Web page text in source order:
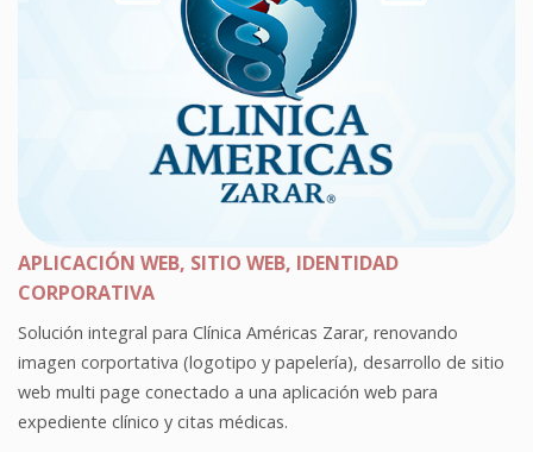
APLICACIÓN WEB, SITIO WEB, IDENTIDAD
CORPORATIVA
Solución integral para Clínica Américas Zarar, renovando
imagen corportativa (logotipo y papelería), desarrollo de sitio
web multi page conectado a una aplicación web para
expediente clínico y citas médicas.